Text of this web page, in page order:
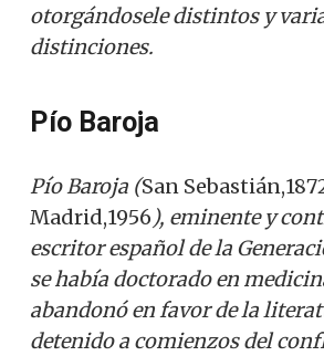
otorgándosele distintos y
distinciones.
Pío Baroja
Pío Baroja (San
Madrid,1956), eminente y
escritor español de la
se había doctorado en
abandonó en favor de la
detenido a comienzos del